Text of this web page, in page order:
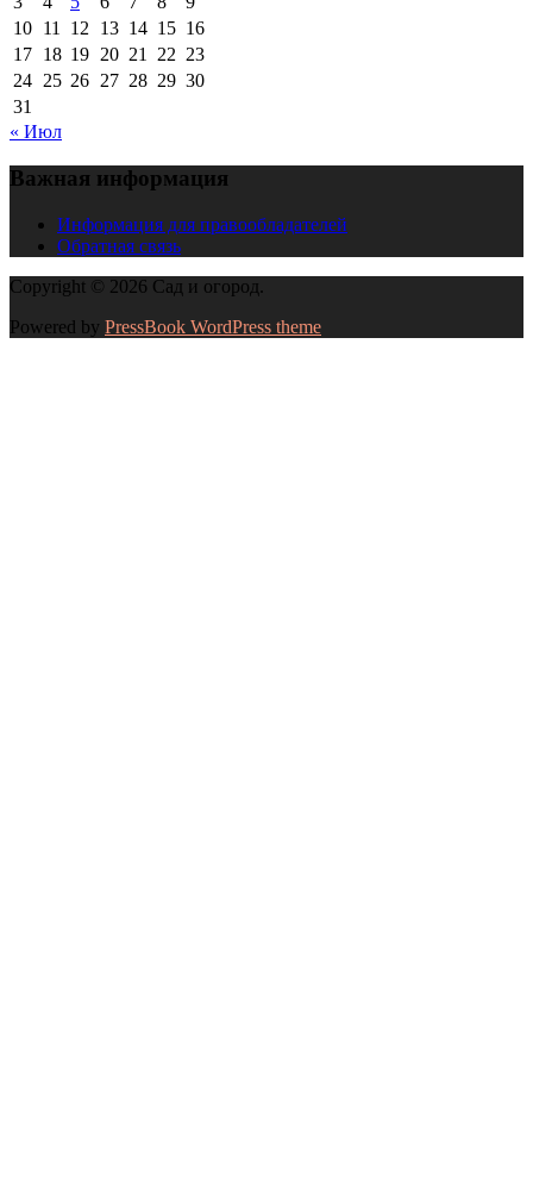
10 11 12 13 14 15 16
17 18 19 20 21 22 23
24 25 26 27 28 29 30
31
« Июл
Важная информация
Информация для правообладателей
Обратная связь
Copyright © 2026 Сад и огород.
Powered by PressBook WordPress theme